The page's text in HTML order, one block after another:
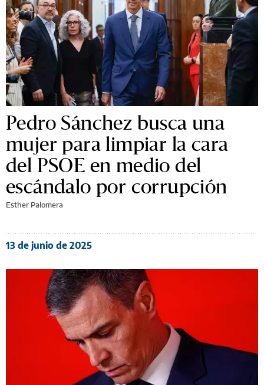
Pedro Sánchez busca una
mujer para limpiar la cara
del PSOE en medio del
escándalo por corrupción
Esther Palomera
13 de junio de 2025